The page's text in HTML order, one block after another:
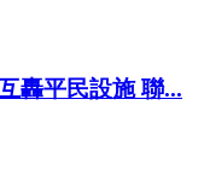
轟平民設施 聯...